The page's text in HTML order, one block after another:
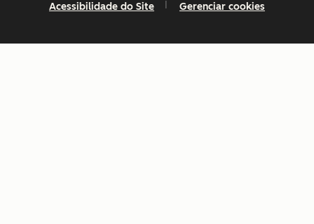
Acessibilidade do Site Gerenciar cookies